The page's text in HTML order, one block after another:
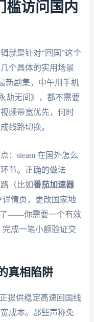
槛访问国内
就是针对“回国”这个
个具体的实用场景
新剧集，中午用手机
劫无间》，都不需要
频带宽优先，何时
线路切换。
：steam 在国外怎么
节。正确的做法
（比如番茄加速器
详情页，更改国家地
了——你需要一个有效
成一笔小额验证交
真相陷阱
提供稳定高速回国线
成本。那些声称免